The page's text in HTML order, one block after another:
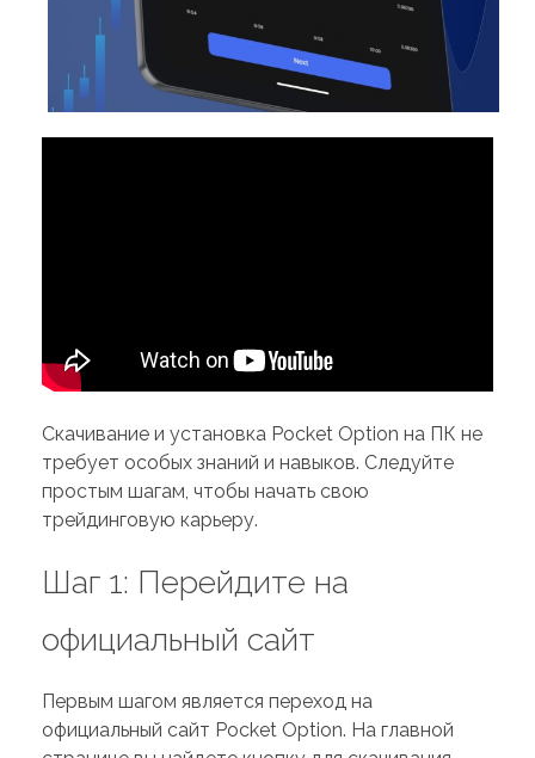
Скачивание и установка Pocket Option на ПК не
требует особых знаний и навыков. Следуйте
простым шагам, чтобы начать свою
трейдинговую карьеру.
Шаг 1: Перейдите на
официальный сайт
Первым шагом является переход на
официальный сайт Pocket Option. На главной